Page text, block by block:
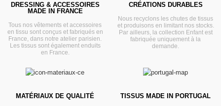
DRESSING & ACCESSOIRES
MADE IN FRANCE
Tous nos vêtements et accessoires
en tissu sont conçus et fabriqués en
France, dans notre atelier parisien.
Les tissus sont également enduits
en France.
CRÉATIONS DURABLES
Nous recyclons les chutes de tissus
et produisons en limitant nos stocks.
Par ailleurs, la collection Enfant est
fabriquée uniquement à la
demande.
MATÉRIAUX DE QUALITÉ TISSUS MADE IN PORTUGAL